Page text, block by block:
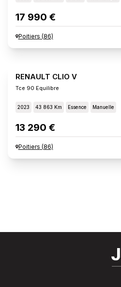
17 990 €
Poitiers (86)
RENAULT CLIO V
Tce 90 Equilibre
2023 43 863 Km Essence Manuelle
13 290 €
Poitiers (86)